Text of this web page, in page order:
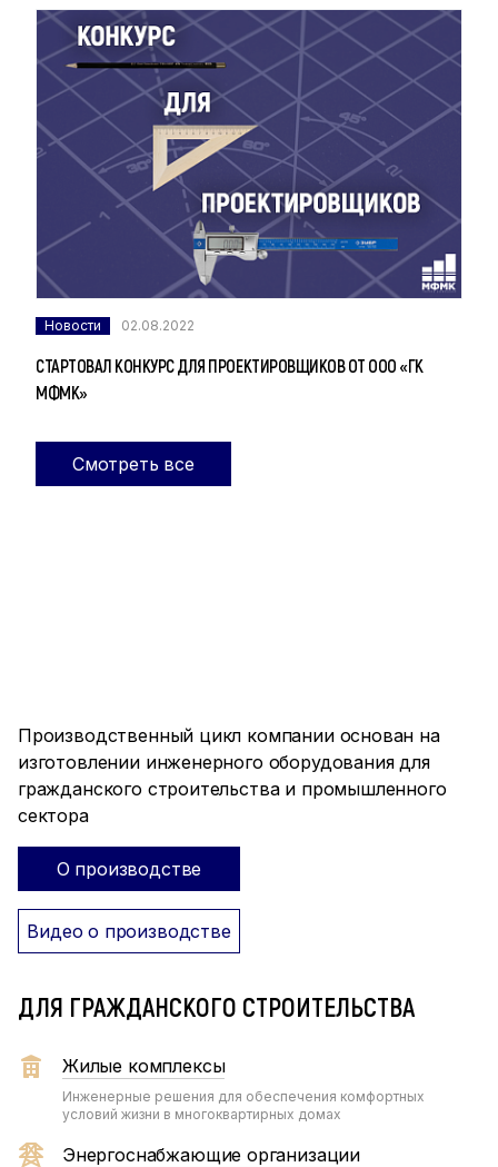
Новости 02.08.2022
СТАРТОВАЛ КОНКУРС ДЛЯ ПРОЕКТИРОВЩИКОВ ОТ ООО «ГК
МФМК»
Смотреть все
Производственный цикл компании основан на
изготовлении инженерного оборудования для
гражданского строительства и промышленного
сектора
О производстве
Видео о производстве
ДЛЯ ГРАЖДАНСКОГО СТРОИТЕЛЬСТВА
Жилые комплексы
Инженерные решения для обеспечения комфортных
условий жизни в многоквартирных домах
Энергоснабжающие организации